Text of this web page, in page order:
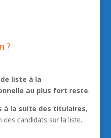
?
liste à la
au plus fort reste.
à la suite des titulaires,
des candidats sur la liste.